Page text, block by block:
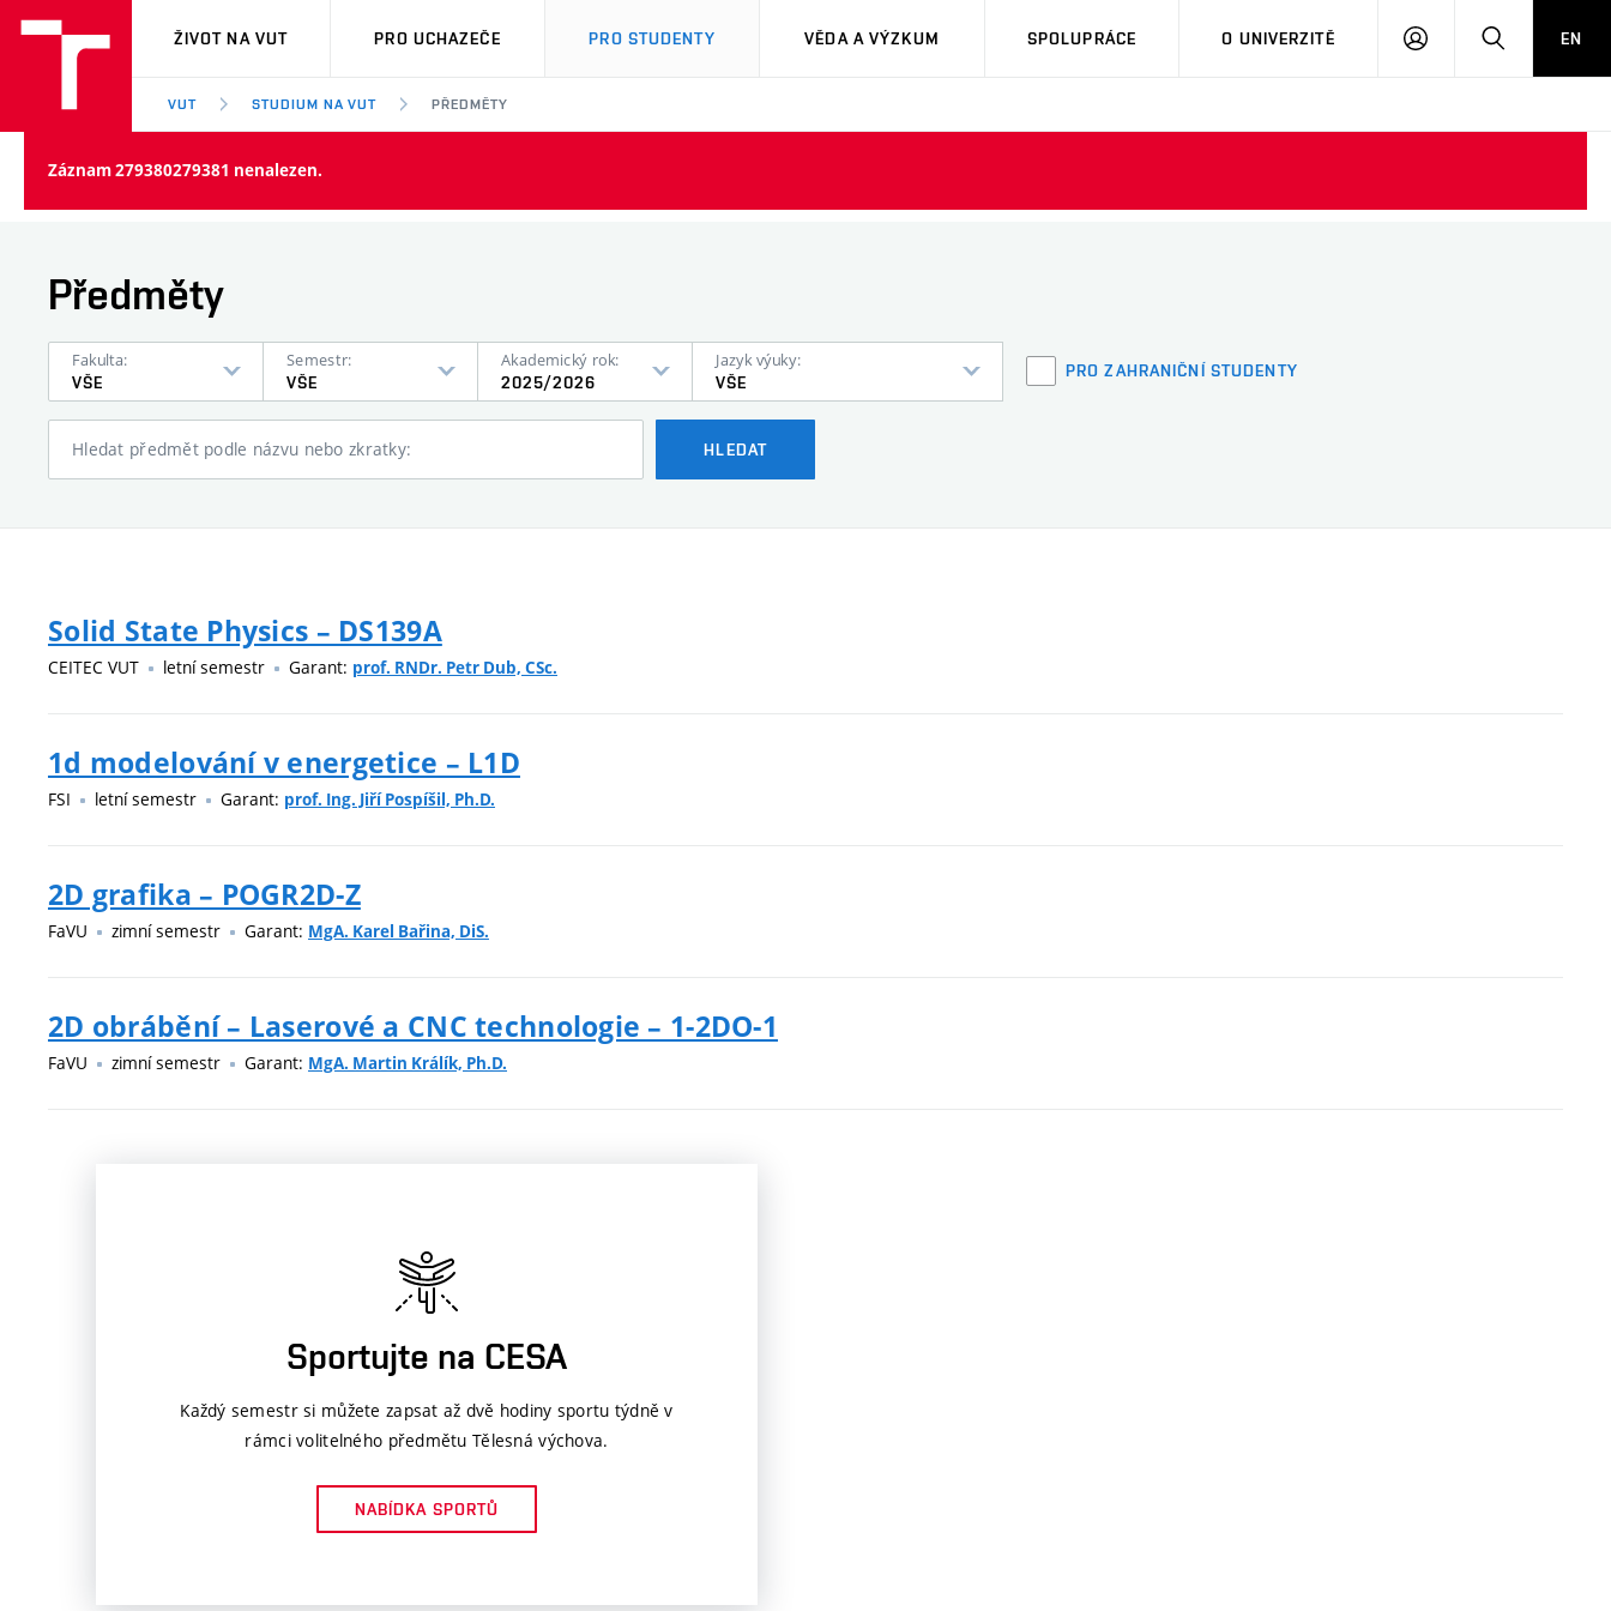
VUT
ŽIVOT NA VUT PRO UCHAZEČE PRO STUDENTY VĚDA A VÝZKUM SPOLUPRÁCE O UNIVERZITĚ
PŘIHLÁSIT HLEDATEN
VUT STUDIUM NA VUT PŘEDMĚTY
Záznam 279380279381 nenalezen.
Předměty
Fakulta:
VŠE
Semestr:
VŠE
Akademický rok:
2025/2026
Jazyk výuky:
VŠE
PRO ZAHRANIČNÍ STUDENTY
Hledat předmět podle názvu nebo zkratky: HLEDAT
Solid State Physics – DS139A
CEITEC VUT letní semestr Garant: prof. RNDr. Petr Dub, CSc.
1d modelování v energetice – L1D
FSI letní semestr Garant: prof. Ing. Jiří Pospíšil, Ph.D.
2D grafika – POGR2D-Z
FaVU zimní semestr Garant: MgA. Karel Bařina, DiS.
2D obrábění – Laserové a CNC technologie – 1-2DO-1
FaVU zimní semestr Garant: MgA. Martin Králík, Ph.D.
Sportujte na CESA
Každý semestr si můžete zapsat až dvě hodiny sportu týdně v
rámci volitelného předmětu Tělesná výchova.
NABÍDKA SPORTŮ